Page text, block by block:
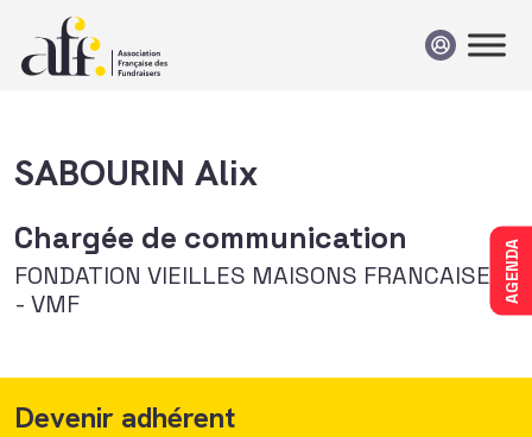
AGENDA
SABOURIN Alix
Chargée de communication
FONDATION VIEILLES MAISONS FRANCAISES
- VMF
Devenir adhérent